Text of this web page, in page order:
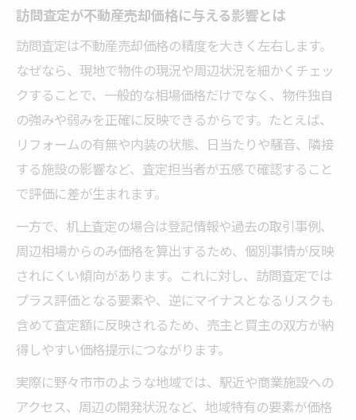
訪問査定が不動産売却価格に与える影響とは
訪問査定は不動産売却価格の精度を大きく左右します。
なぜなら、現地で物件の現況や周辺状況を細かくチェッ
クすることで、一般的な相場価格だけでなく、物件独自
の強みや弱みを正確に反映できるからです。たとえば、
リフォームの有無や内装の状態、日当たりや騒音、隣接
する施設の影響など、査定担当者が五感で確認すること
で評価に差が生まれます。
一方で、机上査定の場合は登記情報や過去の取引事例、
周辺相場からのみ価格を算出するため、個別事情が反映
されにくい傾向があります。これに対し、訪問査定では
プラス評価となる要素や、逆にマイナスとなるリスクも
含めて査定額に反映されるため、売主と買主の双方が納
得しやすい価格提示につながります。
実際に野々市市のような地域では、駅近や商業施設への
アクセス、周辺の開発状況など、地域特有の要素が価格